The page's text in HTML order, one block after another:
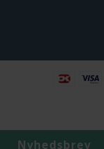
Nyhedsbrev